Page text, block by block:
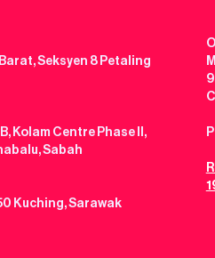
Seksyen 8 Petaling
Kolam Centre Phase II,
Sabah
Kuching, Sarawak